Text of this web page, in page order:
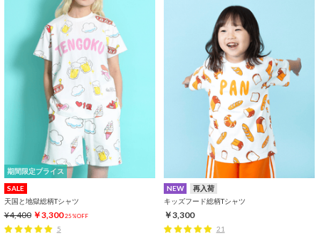
期間限定プライス
SALE
天国と地獄総柄Tシャツ
¥4,400 ￥3,300 25%OFF
5
NEW
再入荷
キッズフード総柄Tシャツ
￥3,300
21